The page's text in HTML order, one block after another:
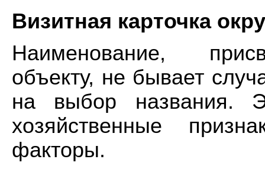
Визитная карточка
Наименование,
объекту, не бывает
на выбор названия.
хозяйственные
факторы.